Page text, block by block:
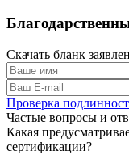
Скачать бланк
Проверка
Частые вопросы и
Какая
сертификации?